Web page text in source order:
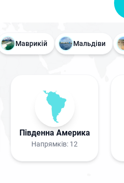
Маврикій Мальдіви
Південна Америка
Напрямків: 12